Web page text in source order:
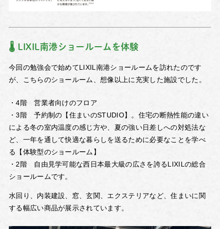
🌡️ LIXIL南港ショールームを体験
今回の勉強会で始めてLIXIL南港ショールームを訪れたのです
が、こちらのショールーム、想像以上に充実した施設でした。
・4階 営業者向けのフロア
・3階 予約制の【住まいのSTUDIO】。住宅の断熱性能の違い
による冬の室内温度の感じ方や、夏の強い日差しへの対処法な
ど、一年を通して快適な暮らしを送るために必要なことを学べ
る【体験型のショールーム】
・2階 自由見学可能な西日本最大級の広さを誇るLIXILの総合
ショールームです。
水回り、内装建設、窓、玄関、エクステリアなど、住まいに関
する幅広い商品が展示されています。